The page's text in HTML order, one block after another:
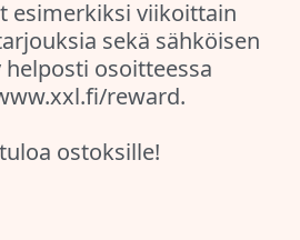
esimerkiksi viikoittain
sekä sähköisen
osoitteessa
reward.
ostoksille!